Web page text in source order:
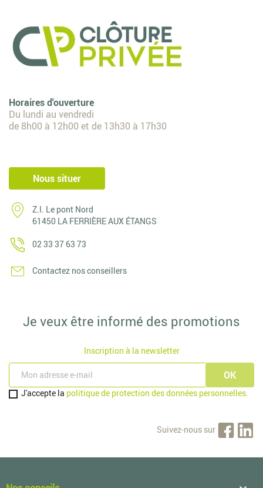
Horaires d'ouverture
Du lundi au vendredi
de 8h00 à 12h00 et de 13h30 à 17h30
Nous situer
Z.I. Le pont Nord
61450 LA FERRIÈRE AUX ÉTANGS
02 33 37 63 73
Contactez nos conseillers
Je veux être informé des promotions
Inscription à la newsletter
J'accepte la politique de protection des données personnelles.
Suivez-nous sur